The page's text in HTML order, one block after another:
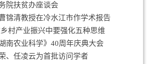
院扶贫办座谈会
锦清教授在冷水江市作学术报告
村产业振兴中要强化五种思维
南农业科学》40周年庆典大会
、任凌云为首批访问学者